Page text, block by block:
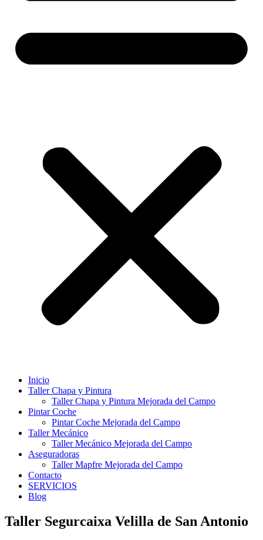
Inicio
Taller Chapa y Pintura
Taller Chapa y Pintura Mejorada del Campo
Pintar Coche
Pintar Coche Mejorada del Campo
Taller Mecánico
Taller Mecánico Mejorada del Campo
Aseguradoras
Taller Mapfre Mejorada del Campo
Contacto
SERVICIOS
Blog
Taller Segurcaixa Velilla de San Antonio